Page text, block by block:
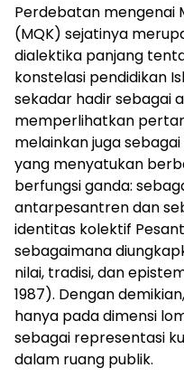
Perdebatan mengenai
(MQK) sejatinya
dialektika panjang
konstelasi pendidikan
sekadar hadir sebagai
memperlihatkan
melainkan juga
yang menyatukan
berfungsi ganda:
antarpesantren dan
identitas kolektif
sebagaimana
nilai, tradisi, dan
1987). Dengan
hanya pada dimensi
sebagai representasi
dalam ruang publik.